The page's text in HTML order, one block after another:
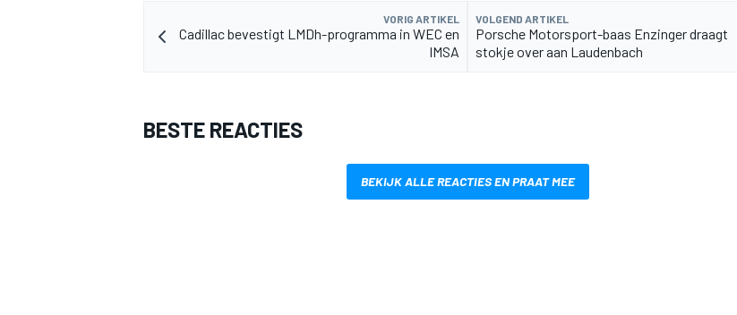
VORIG ARTIKEL
Cadillac bevestigt LMDh-programma in WEC en
IMSA
VOLGEND ARTIKEL
Porsche Motorsport-baas Enzinger draagt
stokje over aan Laudenbach
BESTE REACTIES
BEKIJK ALLE REACTIES EN PRAAT MEE